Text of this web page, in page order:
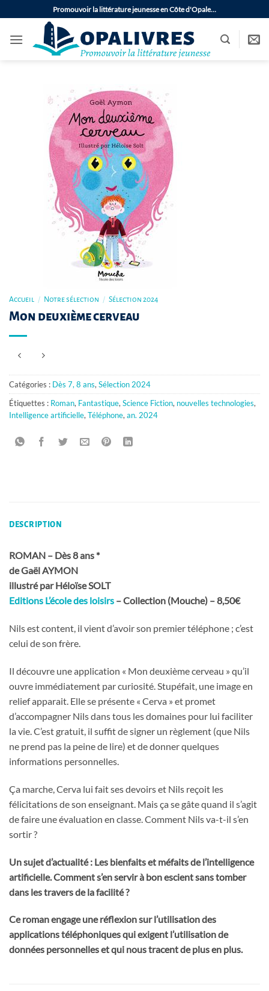
au
contenu
Promouvoir la littérature jeunesse en Côte d'Opale…
Accueil / Notre sélection / Sélection 2024
Mon deuxième cerveau
Catégories : Dès 7, 8 ans,Sélection 2024
Étiquettes : Roman, Fantastique,Science Fiction, nouvelles technologies,
Intelligence artificielle,Téléphone,an. 2024
DESCRIPTION
ROMAN – Dès 8 ans *
de Gaël AYMON
illustré par Héloïse SOLT
Editions L’école des loisirs – Collection (Mouche) – 8,50€
Nils est content, il vient d’avoir son premier téléphone ; c’est
celui de son frère.
Il découvre une application « Mon deuxième cerveau » qu’il
ouvre immédiatement par curiosité. Stupéfait, une image en
relief apparait. Elle se présente « Cerva » et promet
d’accompagner Nils dans tous les domaines pour lui faciliter
la vie. C’est gratuit, il suffit de signer un règlement (que Nils
ne prend pas la peine de lire) et de donner quelques
informations personnelles.
Ça marche, Cerva lui fait ses devoirs et Nils reçoit les
félicitations de son enseignant. Mais ça se gâte quand il s’agit
de faire une évaluation en classe. Comment Nils va-t-il s’en
sortir ?
Un sujet d’actualité : Les bienfaits et méfaits de l’intelligence
artificielle. Comment s’en servir à bon escient sans tomber
dans les travers de la facilité ?
Ce roman engage une réflexion sur l’utilisation des
applications téléphoniques qui exigent l’utilisation de
données personnelles et qui nous tracent de plus en plus.